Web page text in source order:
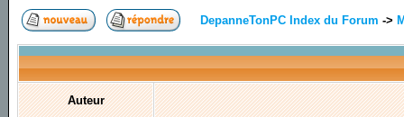
DepanneTonPC Index du Forum ->
Auteur